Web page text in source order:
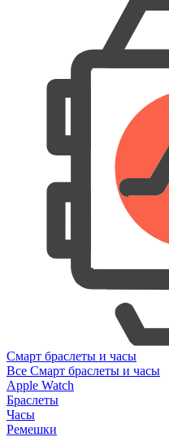
Смарт браслеты и часы
Все Смарт браслеты и часы
Apple Watch
Браслеты
Часы
Ремешки